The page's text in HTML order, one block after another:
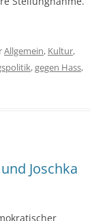
Allgemein, Kultur,
,gegen Hass,
Joschka